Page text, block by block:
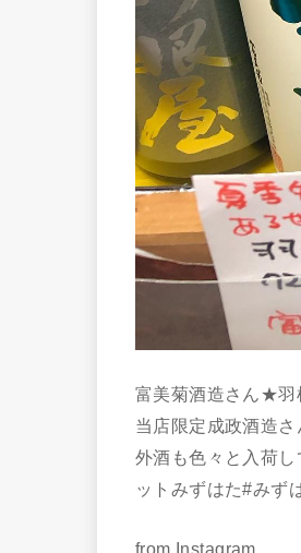
富美菊酒造さん★羽
当店限定成政酒造
外酒も色々と入荷
ットみずはた#みず
from Instagram